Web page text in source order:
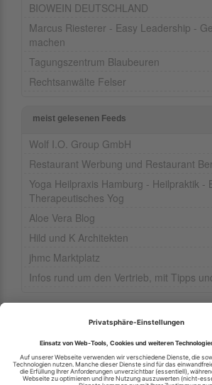
BIOWEIN DEUTSCHLAND
Marcus Riesterer - Easy Leadership -
machen
Tagungszentrum Blaubeuren
Rechtsanwälte Felser
meist gelesenen Feeds
Wolf I.O. Group GmbH
Restaurant Werbung und Restaurant
Yoga Heilpraxis Hamburg - Heilpraktik -
Therapeutisches Yog
Aloe Vera Blog
Hild und K Architekten
jhmc Marktplatz
Infos rund um den Vertrieb, mit Tipps
Ihren RSS-Feed veröffentlichen